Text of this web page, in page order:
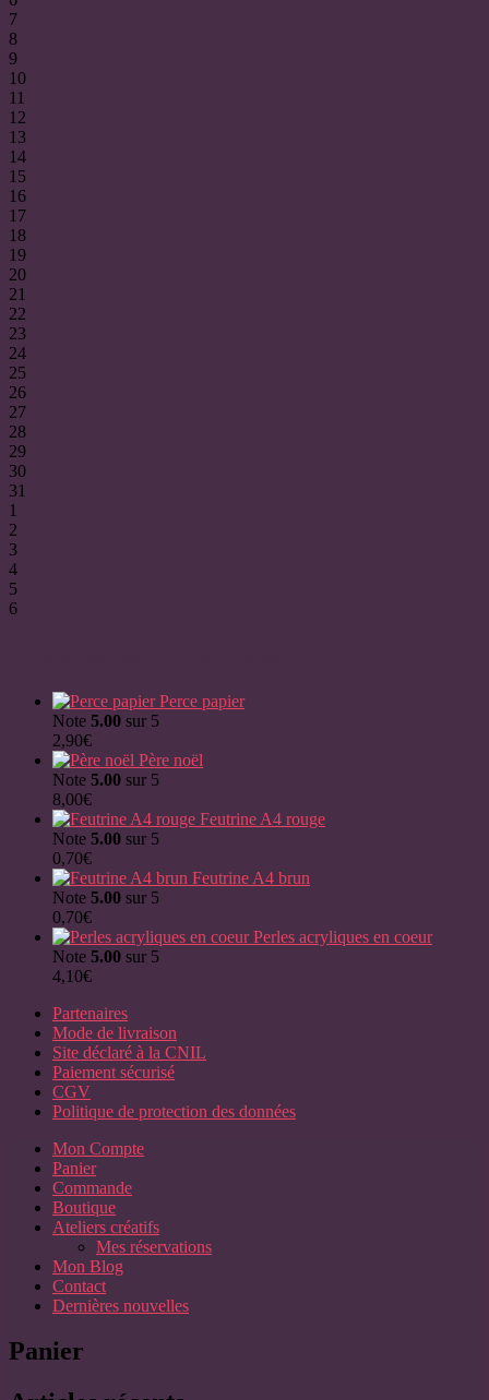
7
8
9
10
11
12
13
14
15
16
17
18
19
20
21
22
23
24
25
26
27
28
29
30
31
1
2
3
4
5
6
Perce papier
Note 5.00 sur 5
2,90€
Père noël
Note 5.00 sur 5
8,00€
Feutrine A4 rouge
Note 5.00 sur 5
0,70€
Feutrine A4 brun
Note 5.00 sur 5
0,70€
Perles acryliques en coeur
Note 5.00 sur 5
4,10€
Partenaires
Mode de livraison
Site déclaré à la CNIL
Paiement sécurisé
CGV
Politique de protection des données
Mon Compte
Panier
Commande
Boutique
Ateliers créatifs
Mes réservations
Mon Blog
Contact
Dernières nouvelles
Panier